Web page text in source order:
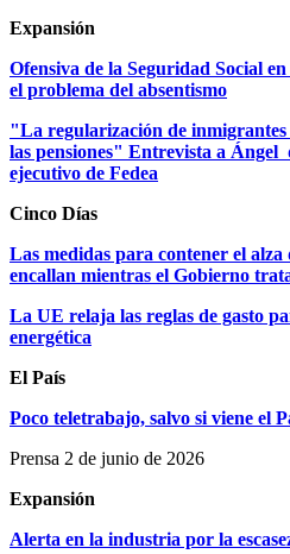
Expansión
Ofensiva de la Seguridad Social
el problema del absentismo
"La regularización de
las pensiones" Entrevista a Ángel
ejecutivo de Fedea
Cinco Días
Las medidas para contener el alza
encallan mientras el Gobierno
La UE relaja las reglas de gasto
energética
El País
Poco teletrabajo, salvo si viene el
Prensa 2 de junio de 2026
Expansión
Alerta en la industria por la